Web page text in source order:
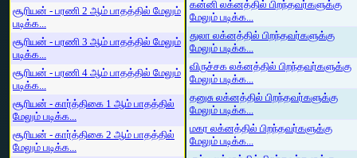
சூரியன் - பரணி 2 ஆம் பாதத்தில் மேலும்
படிக்க...
சூரியன் - பரணி 3 ஆம் பாதத்தில் மேலும்
படிக்க...
சூரியன் - பரணி 4 ஆம் பாதத்தில் மேலும்
படிக்க...
சூரியன் - கார்த்திகை 1 ஆம் பாதத்தில்
மேலும் படிக்க...
சூரியன் - கார்த்திகை 2 ஆம் பாதத்தில்
மேலும் படிக்க...
கன்னி லக்னத்தில் பிறந்தவர்களுக்கு
மேலும் படிக்க...
துலா லக்னத்தில் பிறந்தவர்களுக்கு
மேலும் படிக்க...
விருச்சக லக்னத்தில் பிறந்தவர்களுக்கு
மேலும் படிக்க...
தனுசு லக்னத்தில் பிறந்தவர்களுக்கு
மேலும் படிக்க...
மகர லக்னத்தில் பிறந்தவர்களுக்கு
மேலும் படிக்க...